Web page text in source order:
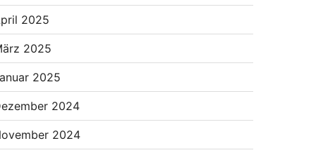
2025
2025
2025
2024
2024